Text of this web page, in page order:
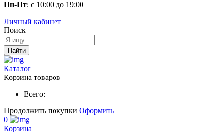
Пн-Пт: с 10:00 до 19:00
Личный кабинет
Поиск
Найти
Каталог
Корзина товаров
Всего:
Продолжить покупки Оформить
0
Корзина